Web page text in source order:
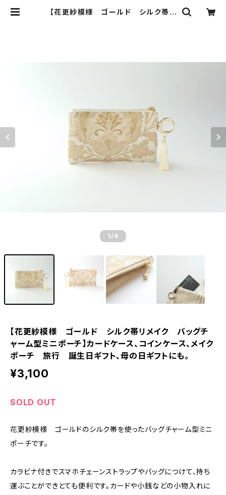
【花更紗模様 ゴールド シルク帯リ
ためのシルク帯のクラッチバック、ハ
1 /4
【花更紗模様 ゴールド シルク帯リメイク バッグチ
ャーム型ミニポーチ】カードケース、コインケース、メイク
ポーチ 旅行 誕生日ギフト、母の日ギフトにも。
¥3,100
SOLD OUT
花更紗模様 ゴールドのシルク帯を使ったバッグチャーム型ミニ
ポーチです。
カラビナ付きでスマホチェーンストラップやバッグにつけて、持ち
運ぶことができとても便利です。カードや小銭などの小物入れに